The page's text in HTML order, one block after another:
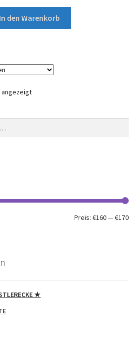
In den Warenkorb
angezeigt
Min.
Preis:€160—€170
★